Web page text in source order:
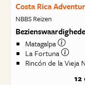
Costa Rica
NBBS Reizen
Matagalpa
La Fortuna
Rincón de la Vieja
12